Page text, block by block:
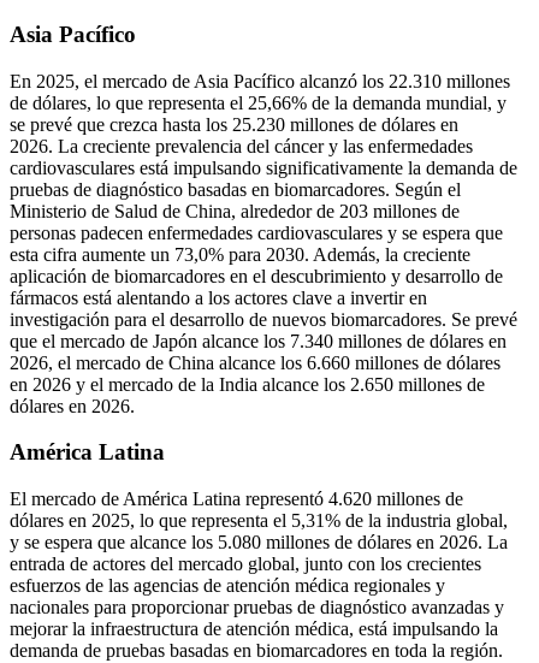
Asia Pacífico
En 2025, el mercado de Asia Pacífico alcanzó los 22.310 millones
de dólares, lo que representa el 25,66% de la demanda mundial, y
se prevé que crezca hasta los 25.230 millones de dólares en
2026. La creciente prevalencia del cáncer y las enfermedades
cardiovasculares está impulsando significativamente la demanda de
pruebas de diagnóstico basadas en biomarcadores. Según el
Ministerio de Salud de China, alrededor de 203 millones de
personas padecen enfermedades cardiovasculares y se espera que
esta cifra aumente un 73,0% para 2030. Además, la creciente
aplicación de biomarcadores en el descubrimiento y desarrollo de
fármacos está alentando a los actores clave a invertir en
investigación para el desarrollo de nuevos biomarcadores. Se prevé
que el mercado de Japón alcance los 7.340 millones de dólares en
2026, el mercado de China alcance los 6.660 millones de dólares
en 2026 y el mercado de la India alcance los 2.650 millones de
dólares en 2026.
América Latina
El mercado de América Latina representó 4.620 millones de
dólares en 2025, lo que representa el 5,31% de la industria global,
y se espera que alcance los 5.080 millones de dólares en 2026. La
entrada de actores del mercado global, junto con los crecientes
esfuerzos de las agencias de atención médica regionales y
nacionales para proporcionar pruebas de diagnóstico avanzadas y
mejorar la infraestructura de atención médica, está impulsando la
demanda de pruebas basadas en biomarcadores en toda la región.